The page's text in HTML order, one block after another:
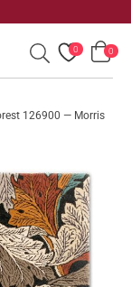
0 0
126900 — Morris